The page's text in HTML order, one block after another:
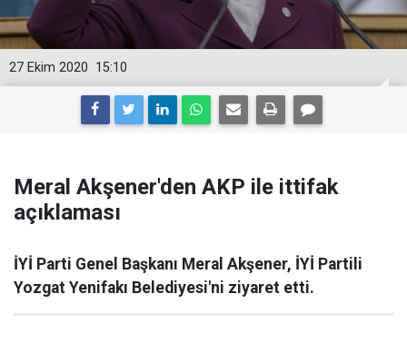
15:10
27 Ekim 2020
Meral Akşener'den AKP ile ittifak
açıklaması
İYİ Parti Genel Başkanı Meral Akşener, İYİ Partili
Yozgat Yenifakı Belediyesi'ni ziyaret etti.